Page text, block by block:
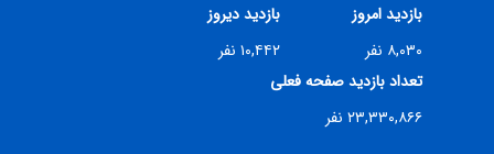
بازدید امروز
۸,۰۳۰ نفر
بازدید دیروز
۱۰,۴۴۲ نفر
تعداد بازدید صفحه فعلی
۲۳,۳۳۰,۸۶۶ نفر